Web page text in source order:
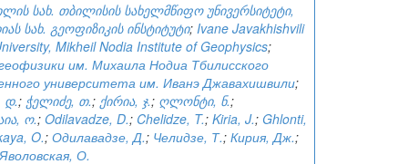
სახ. თბილისის სახელმწიფო უნივერსიტეტი,
სახ. გეოფიზიკის ინსტიტუტი; Ivane Javakhishvili
Mikheil Nodia Institute of Geophysics;
им. Михаила Нодиа Тбилисского
университета им. Иванэ Джавахишвили;
დ.; ჭელიძე, თ.; ქირია, ჯ.; ღლონტი, ნ.;
ო.; Odilavadze, D.; Chelidze, T.; Kiria, J.; Ghlonti,
O.; Одилавадзе, Д.; Челидзе, Т.; Кирия, Дж.;
Яволовская, О.